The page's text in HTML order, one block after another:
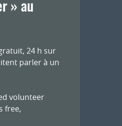
» au
24 h sur
parler à un
volunteer
free,